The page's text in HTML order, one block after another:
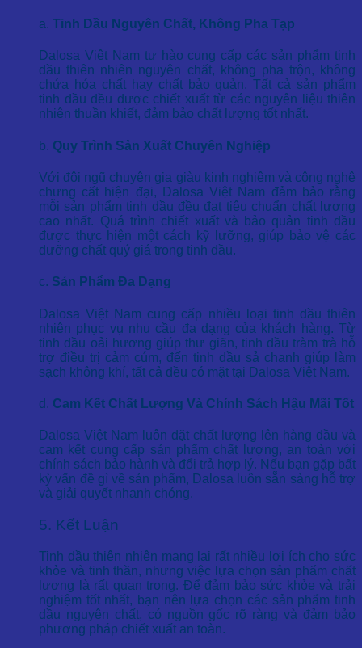
a. Tinh Dầu Nguyên Chất, Không Pha Tạp
Dalosa Việt Nam tự hào cung cấp các sản phẩm tinh
dầu thiên nhiên nguyên chất, không pha trộn, không
chứa hóa chất hay chất bảo quản. Tất cả sản phẩm
tinh dầu đều được chiết xuất từ các nguyên liệu thiên
nhiên thuần khiết, đảm bảo chất lượng tốt nhất.
b. Quy Trình Sản Xuất Chuyên Nghiệp
Với đội ngũ chuyên gia giàu kinh nghiệm và công nghệ
chưng cất hiện đại, Dalosa Việt Nam đảm bảo rằng
mỗi sản phẩm tinh dầu đều đạt tiêu chuẩn chất lượng
cao nhất. Quá trình chiết xuất và bảo quản tinh dầu
được thực hiện một cách kỹ lưỡng, giúp bảo vệ các
dưỡng chất quý giá trong tinh dầu.
c. Sản Phẩm Đa Dạng
Dalosa Việt Nam cung cấp nhiều loại tinh dầu thiên
nhiên phục vụ nhu cầu đa dạng của khách hàng. Từ
tinh dầu oải hương giúp thư giãn, tinh dầu tràm trà hỗ
trợ điều trị cảm cúm, đến tinh dầu sả chanh giúp làm
sạch không khí, tất cả đều có mặt tại Dalosa Việt Nam.
d. Cam Kết Chất Lượng Và Chính Sách Hậu Mãi Tốt
Dalosa Việt Nam luôn đặt chất lượng lên hàng đầu và
cam kết cung cấp sản phẩm chất lượng, an toàn với
chính sách bảo hành và đổi trả hợp lý. Nếu bạn gặp bất
kỳ vấn đề gì về sản phẩm, Dalosa luôn sẵn sàng hỗ trợ
và giải quyết nhanh chóng.
5. Kết Luận
Tinh dầu thiên nhiên mang lại rất nhiều lợi ích cho sức
khỏe và tinh thần, nhưng việc lựa chọn sản phẩm chất
lượng là rất quan trọng. Để đảm bảo sức khỏe và trải
nghiệm tốt nhất, bạn nên lựa chọn các sản phẩm tinh
dầu nguyên chất, có nguồn gốc rõ ràng và đảm bảo
phương pháp chiết xuất an toàn.